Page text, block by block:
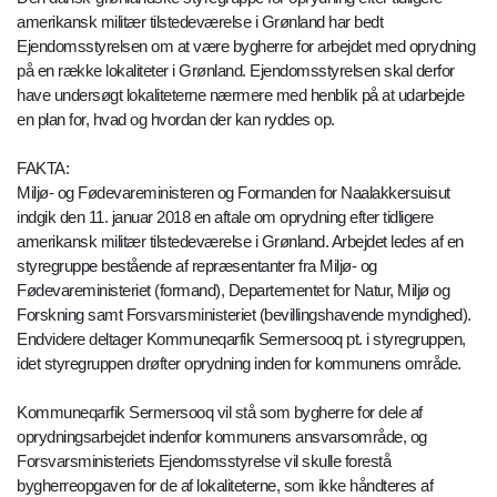
amerikansk militær tilstedeværelse i Grønland har bedt
Ejendomsstyrelsen om at være bygherre for arbejdet med oprydning
på en række lokaliteter i Grønland. Ejendomsstyrelsen skal derfor
have undersøgt lokaliteterne nærmere med henblik på at udarbejde
en plan for, hvad og hvordan der kan ryddes op.
FAKTA:
Miljø- og Fødevareministeren og Formanden for Naalakkersuisut
indgik den 11. januar 2018 en aftale om oprydning efter tidligere
amerikansk militær tilstedeværelse i Grønland. Arbejdet ledes af en
styregruppe bestående af repræsentanter fra Miljø- og
Fødevareministeriet (formand), Departementet for Natur, Miljø og
Forskning samt Forsvarsministeriet (bevillingshavende myndighed).
Endvidere deltager Kommuneqarfik Sermersooq pt. i styregruppen,
idet styregruppen drøfter oprydning inden for kommunens område.
Kommuneqarfik Sermersooq vil stå som bygherre for dele af
oprydningsarbejdet indenfor kommunens ansvarsområde, og
Forsvarsministeriets Ejendomsstyrelse vil skulle forestå
bygherreopgaven for de af lokaliteterne, som ikke håndteres af